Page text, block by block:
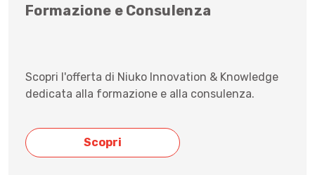
Formazione e Consulenza
Scopri l'offerta di Niuko Innovation & Knowledge
dedicata alla formazione e alla consulenza.
Scopri